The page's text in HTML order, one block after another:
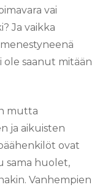
vai
Ja vaikka
ole saanut mitään
mutta
ja aikuisten
ovat
sama huolet,
Vanhempien